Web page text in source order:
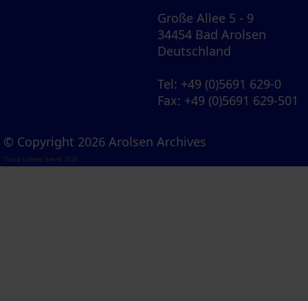
Große Allee 5 - 9
34454 Bad Arolsen
Deutschland
Tel: +49 (0)5691 629-0
Fax: +49 (0)5691 629-501
© Copyright 2026 Arolsen Archives
Visual Library Server 2026